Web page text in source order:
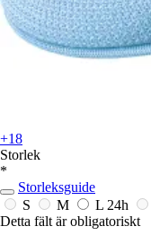
+18
Storlek
*
Storleksguide
S
M L 24h
Detta fält är obligatoriskt